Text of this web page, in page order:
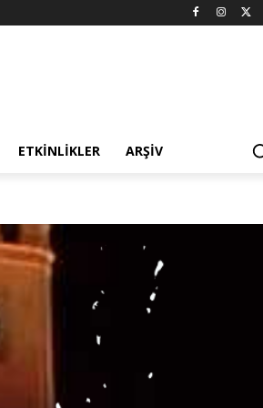
ETKINLIKLER ARŞIV